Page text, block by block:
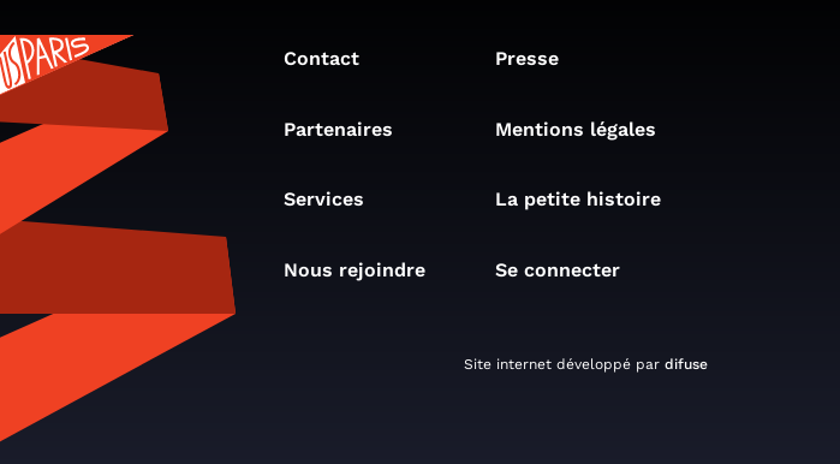
Contact Presse
Partenaires Mentions légales
Services La petite histoire
Nous rejoindre Se connecter
Site internet développé par difuse